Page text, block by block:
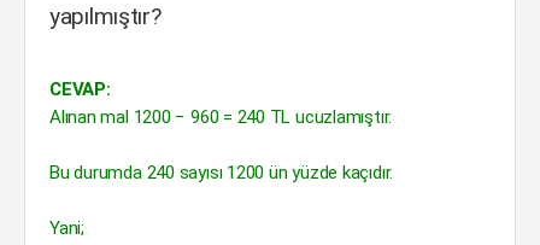
yapılmıştır?
CEVAP:
Alınan mal 1200 − 960 = 240 TL ucuzlamıştır.
Bu durumda 240 sayısı 1200 ün yüzde kaçıdır.
Yani;